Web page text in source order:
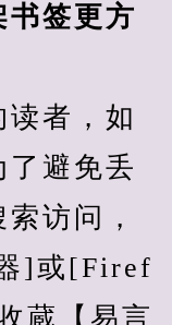
书签更方
者，如
避免丢
访问，
]或[Firef
蔵【易言